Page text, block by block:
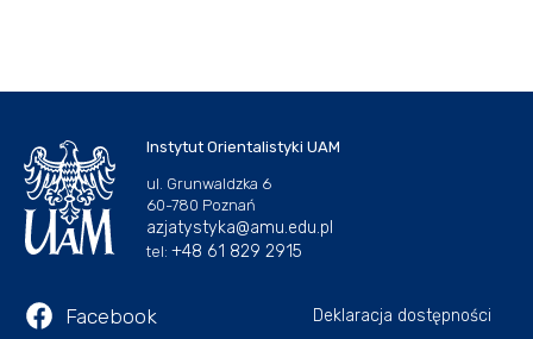
Instytut Orientalistyki UAM
ul. Grunwaldzka 6
60-780 Poznań
azjatystyka@amu.edu.pl
tel: +48 61 829 2915
Facebook Deklaracja dostępności